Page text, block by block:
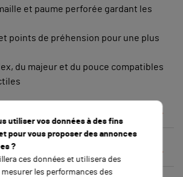
et paume perforée gardant les
points de préhension pour une plus
du majeur et du pouce compatibles
utiliser vos données à des fins
pour vous proposer des annonces
?
ces données et utilisera des
les performances des